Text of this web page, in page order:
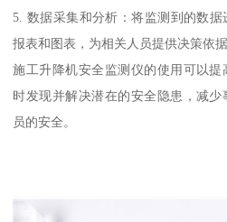
5. 数据采集和分析：将监测到的数
报表和图表，为相关人员提供决策依据
施工升降机安全监测仪的使用可以
时发现并解决潜在的安全隐患，减
员的安全。